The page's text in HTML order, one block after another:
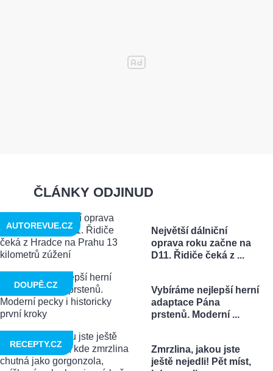
ČLÁNKY ODJINUD
Největší dálniční
oprava roku začne na
D11. Řidiče čeká z ...
AUTOREVUE.CZ
Vybíráme nejlepší herní
adaptace Pána
prstenů. Moderní ...
DOUPĚ.CZ
Zmrzlina, jakou jste
ještě nejedli! Pět míst,
RECEPTY.CZ